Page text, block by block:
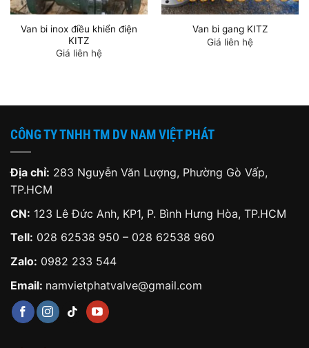
Van bi inox điều khiển điện
KITZ
Giá liên hệ
Van bi gang KITZ
Giá liên hệ
CÔNG TY TNHH TM DV NAM VIỆT PHÁT
Địa chỉ: 283 Nguyễn Văn Lượng, Phường Gò Vấp,
TP.HCM
CN: 123 Lê Đức Anh, KP1, P. Bình Hưng Hòa, TP.HCM
Tell: 028 62538 950 – 028 62538 960
Zalo: 0982 233 544
Email: namvietphatvalve@gmail.com